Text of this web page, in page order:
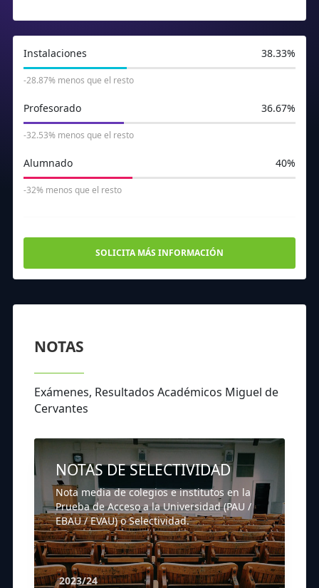
Instalaciones 38.33%
-28.87% menos que el resto
Profesorado 36.67%
-32.53% menos que el resto
Alumnado 40%
-32% menos que el resto
SOLICITA MÁS INFORMACIÓN
NOTAS
Exámenes, Resultados Académicos Miguel de
Cervantes
NOTAS DE SELECTIVIDAD
Nota media de colegios e institutos en la
Prueba de Acceso a la Universidad (PAU /
EBAU / EVAU) o Selectividad.
2023/24